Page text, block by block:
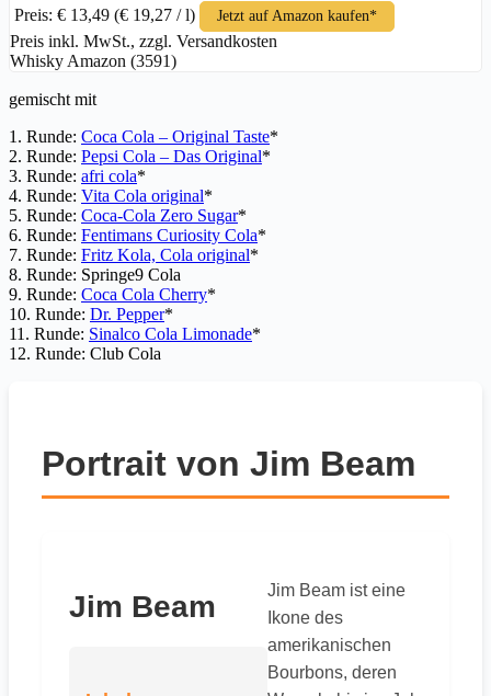
Preis: € 13,49 (€ 19,27 / l) Jetzt auf Amazon kaufen*
Preis inkl. MwSt., zzgl. Versandkosten
Whisky Amazon (3591)
gemischt mit
1. Runde: Coca Cola – Original Taste*
2. Runde: Pepsi Cola – Das Original*
3. Runde: afri cola*
4. Runde: Vita Cola original*
5. Runde: Coca-Cola Zero Sugar*
6. Runde: Fentimans Curiosity Cola*
7. Runde: Fritz Kola, Cola original*
8. Runde: Springe9 Cola
9. Runde: Coca Cola Cherry*
10. Runde: Dr. Pepper*
11. Runde: Sinalco Cola Limonade*
12. Runde: Club Cola
Portrait von Jim Beam
Jim Beam
Jim Beam ist eine
Ikone des
amerikanischen
Bourbons, deren